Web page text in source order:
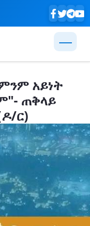
አይነት
ጠቅላይ
ር)